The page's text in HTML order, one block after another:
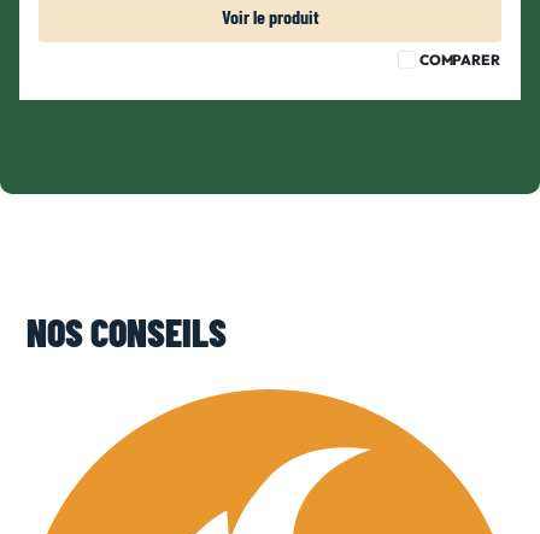
Voir le produit
COMPARER
NOS CONSEILS